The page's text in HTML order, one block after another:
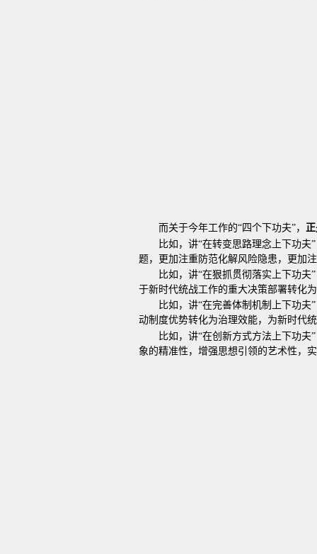
而关于今年工作的“四个下功夫”，
比如，讲“在转变思路理念上下功
题，更加注重防范化解风险隐患，更加
比如，讲“在狠抓贯彻落实上下功
于新时代统战工作的重大决策部署转化
比如，讲“在完善体制机制上下功
动制度优势转化为治理效能，为新时代
比如，讲“在创新方式方法上下功
象的精准性，增强思想引领的艺术性，